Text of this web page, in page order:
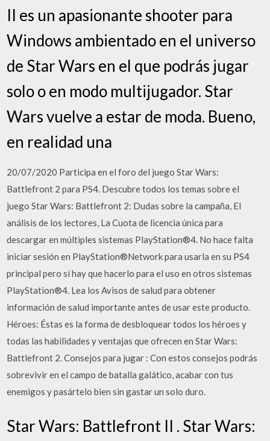
II es un apasionante shooter para
Windows ambientado en el universo
de Star Wars en el que podrás jugar
solo o en modo multijugador. Star
Wars vuelve a estar de moda. Bueno,
en realidad una
20/07/2020 Participa en el foro del juego Star Wars:
Battlefront 2 para PS4. Descubre todos los temas sobre el
juego Star Wars: Battlefront 2: Dudas sobre la campaña, El
análisis de los lectores, La Cuota de licencia única para
descargar en múltiples sistemas PlayStation®4. No hace falta
iniciar sesión en PlayStation®Network para usarla en su PS4
principal pero sí hay que hacerlo para el uso en otros sistemas
PlayStation®4. Lea los Avisos de salud para obtener
información de salud importante antes de usar este producto.
Héroes: Éstas es la forma de desbloquear todos los héroes y
todas las habilidades y ventajas que ofrecen en Star Wars:
Battlefront 2. Consejos para jugar : Con estos consejos podrás
sobrevivir en el campo de batalla galático, acabar con tus
enemigos y pasártelo bien sin gastar un solo duro.
Star Wars: Battlefront II . Star Wars: